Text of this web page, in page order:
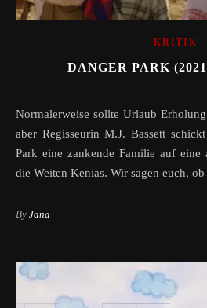
KRITIK
DANGER PARK
Normalerweise sollte Urlaub Erholung und Zufriedenheit bieten,
aber Regisseurin M.J. Bassett
Park eine zankende Familie auf eine
die Weiten Kenias. Wir sagen euch,
By Jana